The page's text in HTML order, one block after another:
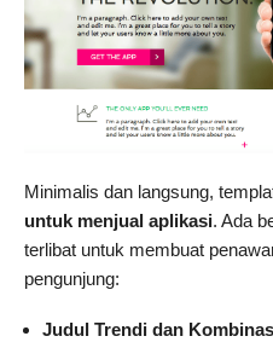
Minimalis dan langsung,
untuk menjual aplikasi. Ada
terlibat untuk membuat
pengunjung:
Judul Trendi dan